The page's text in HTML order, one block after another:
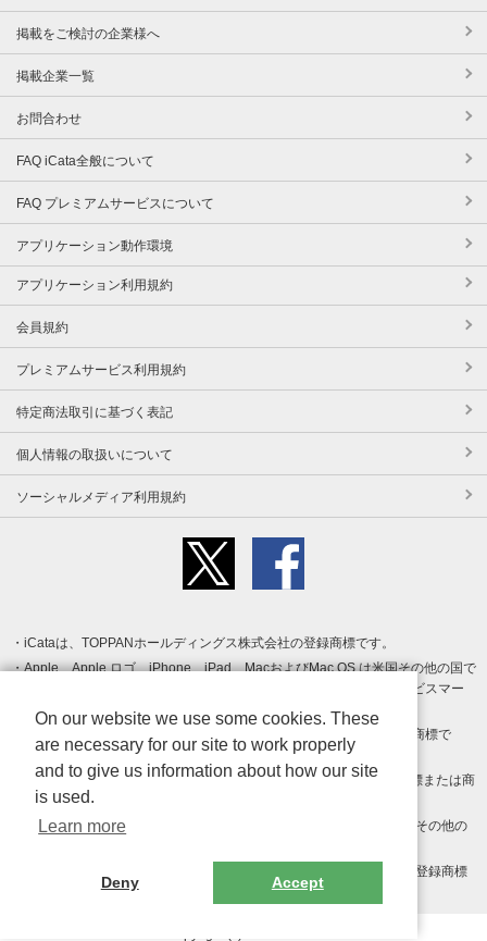
掲載をご検討の企業様へ
掲載企業一覧
お問合わせ
FAQ iCata全般について
FAQ プレミアムサービスについて
アプリケーション動作環境
アプリケーション利用規約
会員規約
プレミアムサービス利用規約
特定商法取引に基づく表記
個人情報の取扱いについて
ソーシャルメディア利用規約
iCataは、TOPPANホールディングス株式会社の登録商標です。
Apple、Apple ロゴ、iPhone、iPad、MacおよびMac OS は米国その他の国で
登録された Apple Inc. の商標です。App Store は Apple Inc. のサービスマー
クです。
Android、Google Play および Google Play ロゴ は Google LLC の商標で
す。
Windows は Microsoft Inc.の米国およびその他の国における登録商標または商
標です。
Adobe、Adobe Reader、Adobe PDF は、Adobe Inc.の米国およびその他の
その他、記載されている会社名、商品名、ロゴは各社の商標または登録商標
On our website we use some cookies. These
are necessary for our site to work properly
and to give us information about how our site
is used.
Learn more
Deny Accept